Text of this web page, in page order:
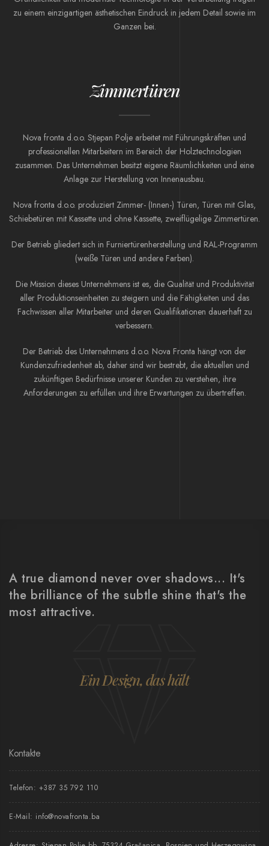
zu einem einzigartigen ästhetischen Eindruck in jedem Detail sowie im
Ganzen bei.
Zimmertüren
Nova fronta d.o.o. Stjepan Polje arbeitet mit Führungskräften und
professionellen Mitarbeitern im Bereich der Holztechnologien
zusammen. Das Unternehmen besitzt eigene Räumlichkeiten und eine
Anlage zur Herstellung von Innenausbau.
Nova fronta d.o.o. produziert Zimmer- (Innen-) Türen, Türen mit Glas,
Schiebetüren mit Kassette und ohne Kassette, zweiflügelige Zimmertüren.
Der Betrieb gliedert sich in Furniertürenherstellung und RAL-Programm
(weiße Türen und andere Farben).
Die Mission dieses Unternehmens ist es, die Qualität und Produktivität
aller Produktionseinheiten zu steigern und die Fähigkeiten und das
Fachwissen aller Mitarbeiter und deren Qualifikationen dauerhaft zu
verbessern.
Der Betrieb des Unternehmens d.o.o. Nova Fronta hängt von der
Kundenzufriedenheit ab, daher sind wir bestrebt, die aktuellen und
zukünftigen Bedürfnisse unserer Kunden zu verstehen, ihre
Anforderungen zu erfüllen und ihre Erwartungen zu übertreffen.
A true diamond never over shadows... It's
the brilliance of the subtle shine that's the
most attractive.
Ein Design, das hält
Kontakte
Telefon: +387 35 792 110
E-Mail: info@novafronta.ba